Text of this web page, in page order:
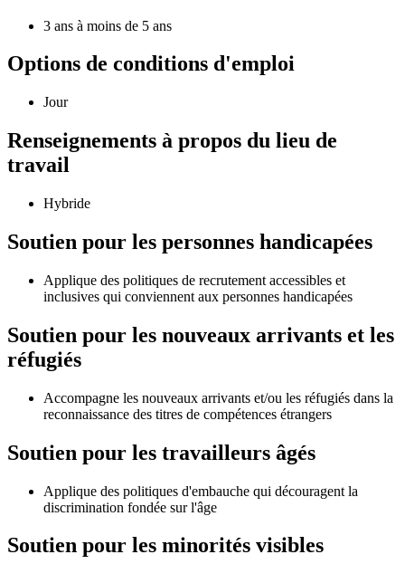
3 ans à moins de 5 ans
Options de conditions d'emploi
Jour
Renseignements à propos du lieu de
travail
Hybride
Soutien pour les personnes handicapées
Applique des politiques de recrutement accessibles et
inclusives qui conviennent aux personnes handicapées
Soutien pour les nouveaux arrivants et les
réfugiés
Accompagne les nouveaux arrivants et/ou les réfugiés dans la
reconnaissance des titres de compétences étrangers
Soutien pour les travailleurs âgés
Applique des politiques d'embauche qui découragent la
discrimination fondée sur l'âge
Soutien pour les minorités visibles